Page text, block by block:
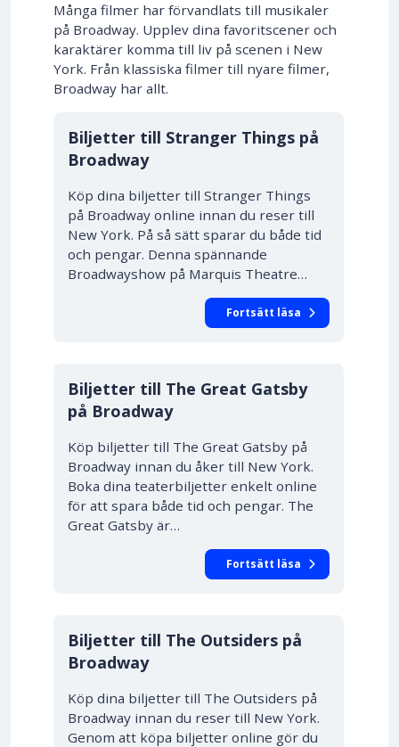
Många filmer har förvandlats till musikaler
på Broadway. Upplev dina favoritscener och
karaktärer komma till liv på scenen i New
York. Från klassiska filmer till nyare filmer,
Broadway har allt.
10% RABATT
Biljetter till Stranger Things på
Broadway
Köp dina biljetter till Stranger Things
på Broadway online innan du reser till
New York. På så sätt sparar du både tid
och pengar. Denna spännande
Broadwayshow på Marquis Theatre…
Fortsätt läsa
10% RABATT
Biljetter till The Great Gatsby
på Broadway
Köp biljetter till The Great Gatsby på
Broadway innan du åker till New York.
Boka dina teaterbiljetter enkelt online
för att spara både tid och pengar. The
Great Gatsby är…
Fortsätt läsa
10% RABATT
Biljetter till The Outsiders på
Broadway
Köp dina biljetter till The Outsiders på
Broadway innan du reser till New York.
Genom att köpa biljetter online gör du